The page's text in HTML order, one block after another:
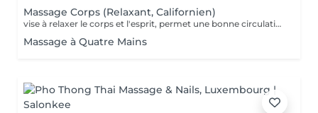
Massage Corps (Relaxant, Californien)
vise à relaxer le corps et l'esprit, permet une bonne circulation des flux sanguins et énergétiques dans le corps, assouplit les muscles, tonifie la peau.
Massage à Quatre Mains